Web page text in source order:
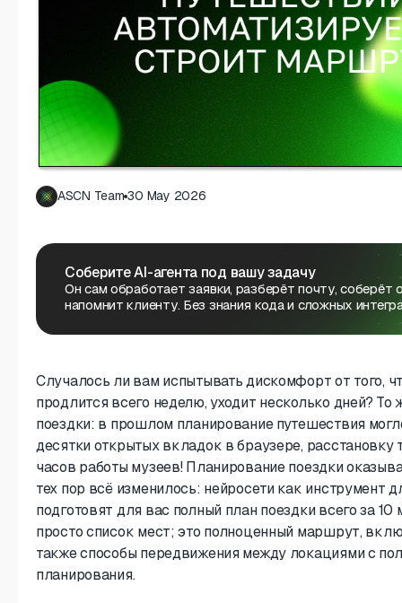
ASCN Team 30 May 2026
Соберите AI-агента под вашу задачу
Он сам обработает заявки, разберёт почту, соберёт
напомнит клиенту. Без знания кода и сложных
Случалось ли вам испытывать дискомфорт от того,
продлится всего неделю, уходит несколько дней?
поездки: в прошлом планирование путешествия
десятки открытых вкладок в браузере, расстановку
часов работы музеев! Планирование поездки
тех пор всё изменилось: нейросети как инструмент
подготовят для вас полный план поездки всего за
просто список мест; это полноценный маршрут,
также способы передвижения между локациями с
планирования.